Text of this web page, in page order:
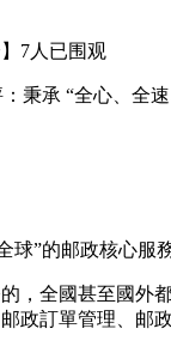
7人已围观
秉承 “全心、全
球”的邮政核心服
，全國甚至國外
政訂單管理、邮